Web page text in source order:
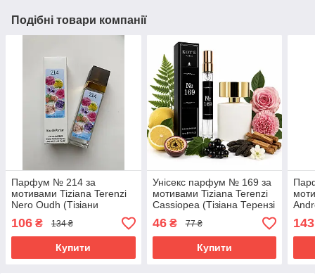
Подібні товари компанії
Парфум № 214 за
мотивами Tiziana Terenzi
Nero Oudh (Тізіани
Терензі Нейро Ауд) 40 мл
ОПТ
106 ₴ 134 ₴
Купити
Унісекс парфум № 169 за
мотивами Tiziana Terenzi
Cassiopea (Тізіана Терензі
Кассіопея) 12 мл. ОПТ
46₴ 77 ₴
Купити
143